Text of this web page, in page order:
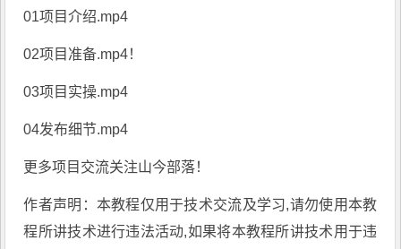
01项目介绍.mp4
02项目准备.mp4！
03项目实操.mp4
04发布细节.mp4
更多项目交流关注山今部落！
作者声明：本教程仅用于技术交流及学习,请勿使用本教
程所讲技术进行违法活动,如果将本教程所讲技术用于违